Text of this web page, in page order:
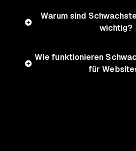
Warum sind
wichtig?
Wie funktionieren
für